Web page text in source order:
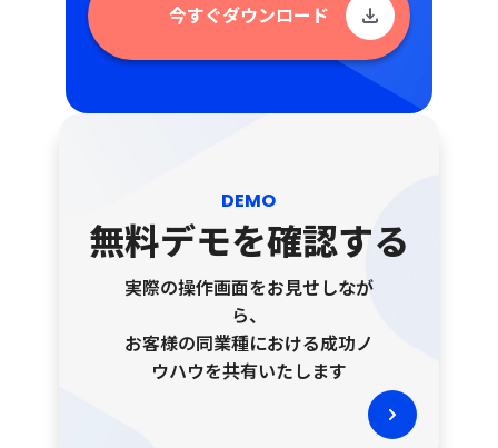
今すぐダウンロード
DEMO
無料デモを確認する
実際の操作画面をお見せしなが
ら、
お客様の同業種における成功ノ
ウハウを共有いたします